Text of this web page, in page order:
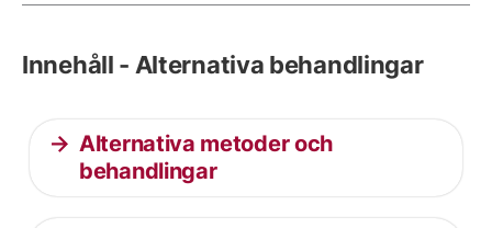
Innehåll - Alternativa behandlingar
Alternativa metoder och
behandlingar